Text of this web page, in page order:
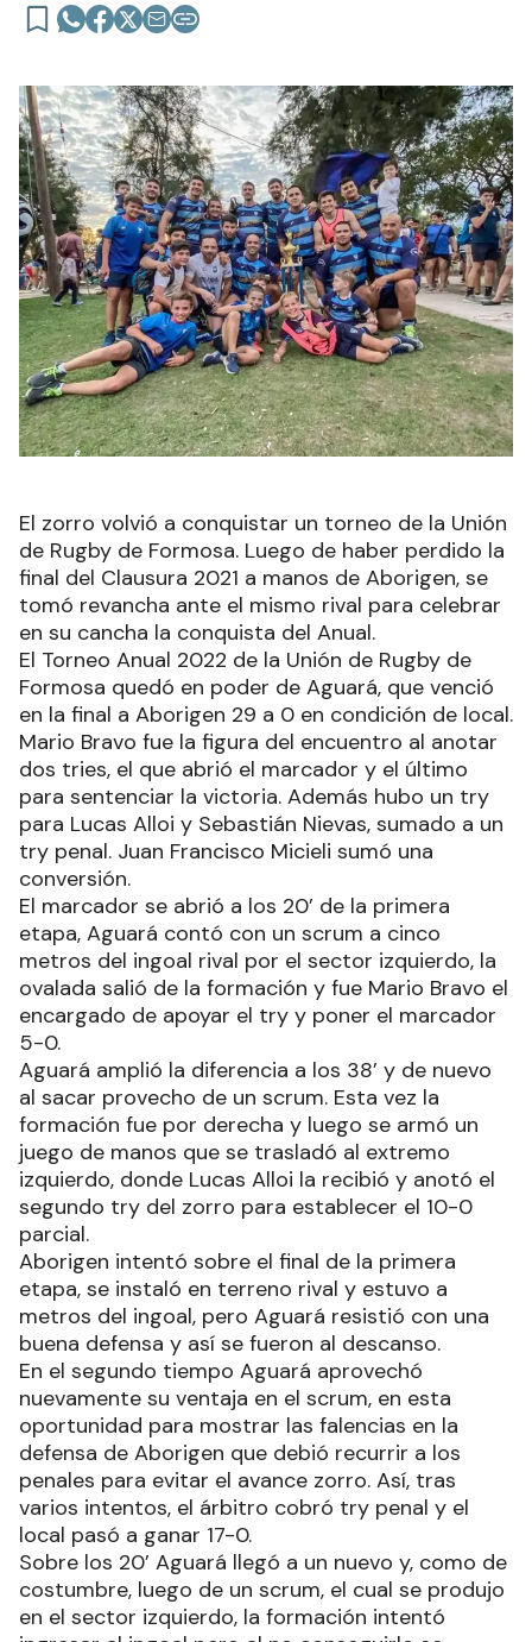
El zorro volvió a conquistar un torneo de la Unión
de Rugby de Formosa. Luego de haber perdido la
final del Clausura 2021 a manos de Aborigen, se
tomó revancha ante el mismo rival para celebrar
en su cancha la conquista del Anual.
El Torneo Anual 2022 de la Unión de Rugby de
Formosa quedó en poder de Aguará, que venció
en la final a Aborigen 29 a 0 en condición de local.
Mario Bravo fue la figura del encuentro al anotar
dos tries, el que abrió el marcador y el último
para sentenciar la victoria. Además hubo un try
para Lucas Alloi y Sebastián Nievas, sumado a un
try penal. Juan Francisco Micieli sumó una
conversión.
El marcador se abrió a los 20’ de la primera
etapa, Aguará contó con un scrum a cinco
metros del ingoal rival por el sector izquierdo, la
ovalada salió de la formación y fue Mario Bravo el
encargado de apoyar el try y poner el marcador
5-0.
Aguará amplió la diferencia a los 38’ y de nuevo
al sacar provecho de un scrum. Esta vez la
formación fue por derecha y luego se armó un
juego de manos que se trasladó al extremo
izquierdo, donde Lucas Alloi la recibió y anotó el
segundo try del zorro para establecer el 10-0
parcial.
Aborigen intentó sobre el final de la primera
etapa, se instaló en terreno rival y estuvo a
metros del ingoal, pero Aguará resistió con una
buena defensa y así se fueron al descanso.
En el segundo tiempo Aguará aprovechó
nuevamente su ventaja en el scrum, en esta
oportunidad para mostrar las falencias en la
defensa de Aborigen que debió recurrir a los
penales para evitar el avance zorro. Así, tras
varios intentos, el árbitro cobró try penal y el
local pasó a ganar 17-0.
Sobre los 20’ Aguará llegó a un nuevo y, como de
costumbre, luego de un scrum, el cual se produjo
en el sector izquierdo, la formación intentó